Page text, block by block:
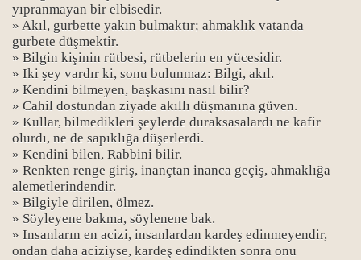
yıpranmayan bir elbisedir.
» Akıl, gurbette yakın bulmaktır; ahmaklık vatanda
gurbete düşmektir.
» Bilgin kişinin rütbesi, rütbelerin en yücesidir.
» Iki şey vardır ki, sonu bulunmaz: Bilgi, akıl.
» Kendini bilmeyen, başkasını nasıl bilir?
» Cahil dostundan ziyade akıllı düşmanına güven.
» Kullar, bilmedikleri şeylerde duraksasalardı ne kafir
olurdı, ne de sapıklığa düşerlerdi.
» Kendini bilen, Rabbini bilir.
» Renkten renge giriş, inançtan inanca geçiş, ahmaklığa
alemetlerindendir.
» Bilgiyle dirilen, ölmez.
» Söyleyene bakma, söylenene bak.
» Insanların en acizi, insanlardan kardeş edinmeyendir,
ondan daha aciziyse, kardeş edindikten sonra onu